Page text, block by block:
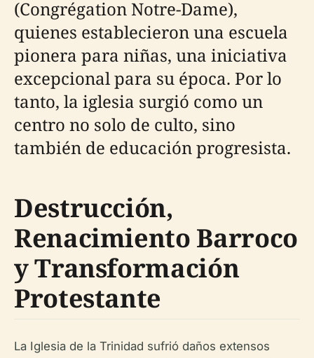
(Congrégation Notre-Dame),
quienes establecieron una escuela
pionera para niñas, una iniciativa
excepcional para su época. Por lo
tanto, la iglesia surgió como un
centro no solo de culto, sino
también de educación progresista.
Destrucción,
Renacimiento Barroco
y Transformación
Protestante
La Iglesia de la Trinidad sufrió daños extensos